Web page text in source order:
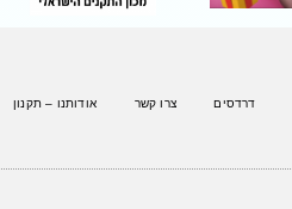
דרדסים צרו קשר אודותנו – תקנון